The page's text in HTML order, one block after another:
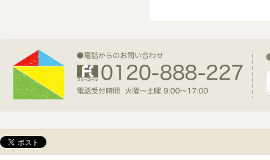
新規着工情報
2026年5月14日(木)
新規着工情報